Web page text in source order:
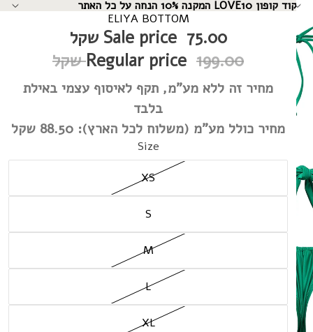
קוד קופון LOVE10 המקנה 10% הנחה על כל האתר
ELIYA BOTTOM
Sale price 75.00 שקל
Regular price 199.00 שקל
מחיר זה ללא מע"מ, תקף לאיסוף עצמי באילת
בלבד
מחיר כולל מע"מ (משלוח לכל הארץ): 88.50 שקל
Size
XS
S
M
L
XL